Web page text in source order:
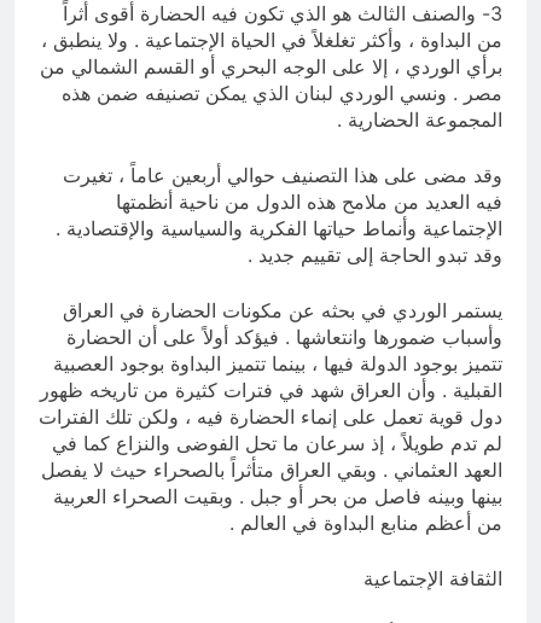
3- والصنف الثالث هو الذي تكون فيه الحضارة أقوى أثراً
من البداوة ، وأكثر تغلغلاً في الحياة الإجتماعية . ولا ينطبق ،
برأي الوردي ، إلا على الوجه البحري أو القسم الشمالي من
مصر . ونسي الوردي لبنان الذي يمكن تصنيفه ضمن هذه
المجموعة الحضارية .
وقد مضى على هذا التصنيف حوالي أربعين عاماً ، تغيرت
فيه العديد من ملامح هذه الدول من ناحية أنظمتها
الإجتماعية وأنماط حياتها الفكرية والسياسية والإقتصادية .
وقد تبدو الحاجة إلى تقييم جديد .
يستمر الوردي في بحثه عن مكونات الحضارة في العراق
وأسباب ضمورها وانتعاشها . فيؤكد أولاً على أن الحضارة
تتميز بوجود الدولة فيها ، بينما تتميز البداوة بوجود العصبية
القبلية . وأن العراق شهد في فترات كثيرة من تاريخه ظهور
دول قوية تعمل على إنماء الحضارة فيه ، ولكن تلك الفترات
لم تدم طويلاً ، إذ سرعان ما تحل الفوضى والنزاع كما في
العهد العثماني . وبقي العراق متأثراً بالصحراء حيث لا يفصل
بينها وبينه فاصل من بحر أو جبل . وبقيت الصحراء العربية
من أعظم منابع البداوة في العالم .
الثقافة الإجتماعية